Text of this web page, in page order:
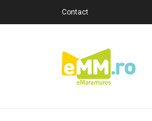
Contact